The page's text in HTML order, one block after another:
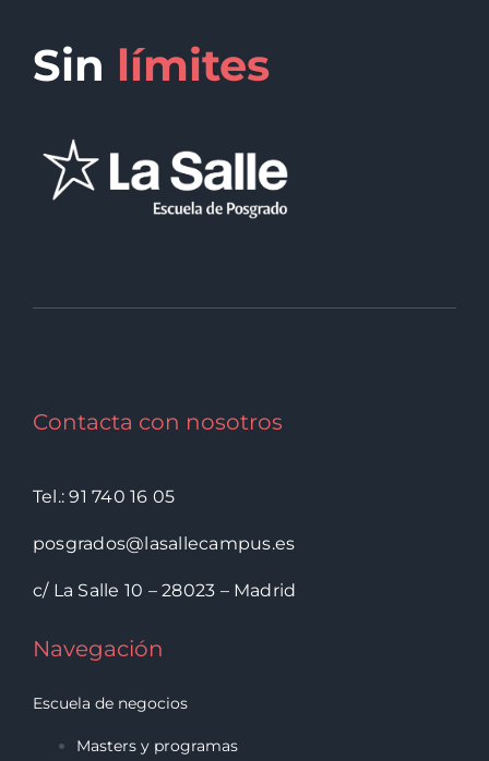
Sin límites
Contacta con nosotros
Tel.: 91 740 16 05
posgrados@lasallecampus.es
c/ La Salle 10 – 28023 – Madrid
Navegación
Escuela de negocios
Masters y programas